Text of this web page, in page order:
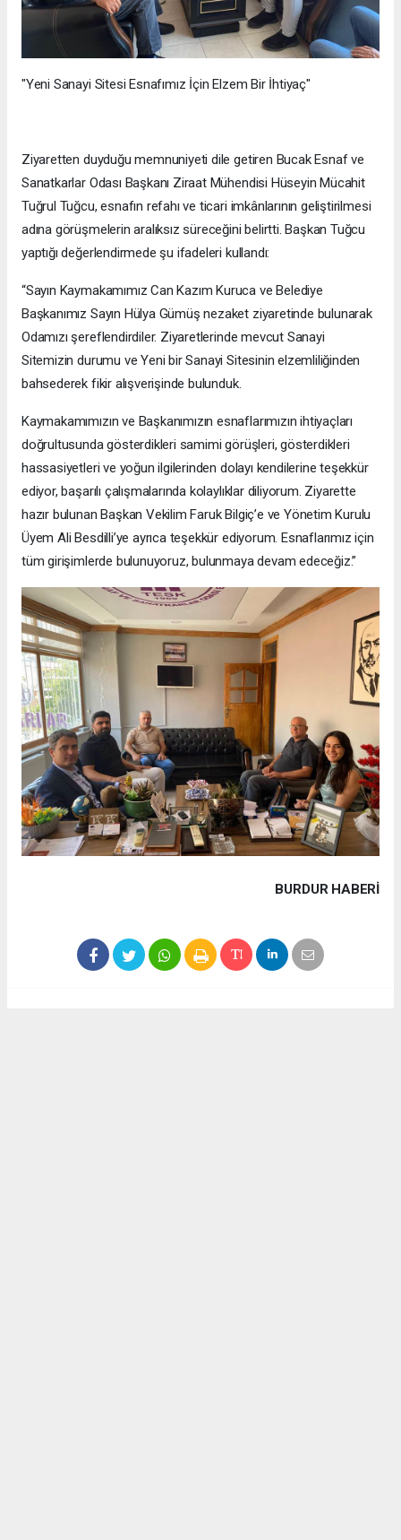
"Yeni Sanayi Sitesi Esnafımız İçin Elzem Bir İhtiyaç"
Ziyaretten duyduğu memnuniyeti dile getiren Bucak Esnaf ve
Sanatkarlar Odası Başkanı Ziraat Mühendisi Hüseyin Mücahit
Tuğrul Tuğcu, esnafın refahı ve ticari imkânlarının geliştirilmesi
adına görüşmelerin aralıksız süreceğini belirtti. Başkan Tuğcu
yaptığı değerlendirmede şu ifadeleri kullandı:
“Sayın Kaymakamımız Can Kazım Kuruca ve Belediye
Başkanımız Sayın Hülya Gümüş nezaket ziyaretinde bulunarak
Odamızı şereflendirdiler. Ziyaretlerinde mevcut Sanayi
Sitemizin durumu ve Yeni bir Sanayi Sitesinin elzemliliğinden
bahsederek fikir alışverişinde bulunduk.
Kaymakamımızın ve Başkanımızın esnaflarımızın ihtiyaçları
doğrultusunda gösterdikleri samimi görüşleri, gösterdikleri
hassasiyetleri ve yoğun ilgilerinden dolayı kendilerine teşekkür
ediyor, başarılı çalışmalarında kolaylıklar diliyorum. Ziyarette
hazır bulunan Başkan Vekilim Faruk Bilgiç’e ve Yönetim Kurulu
Üyem Ali Besdilli’ye ayrıca teşekkür ediyorum. Esnaflarımız için
tüm girişimlerde bulunuyoruz, bulunmaya devam edeceğiz.”
BURDUR HABERİ